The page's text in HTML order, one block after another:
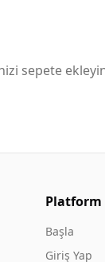
sepete
Platform
Başla
Giriş Yap